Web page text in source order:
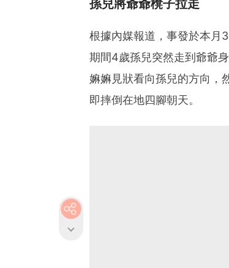
孫兒將爺爺櫈子拉走
根據內媒報道，事發於本月
期間4歲孫兒突然走到爺爺
嫲嫲見狀看向孫兒的方向，
即摔倒在地四腳朝天。